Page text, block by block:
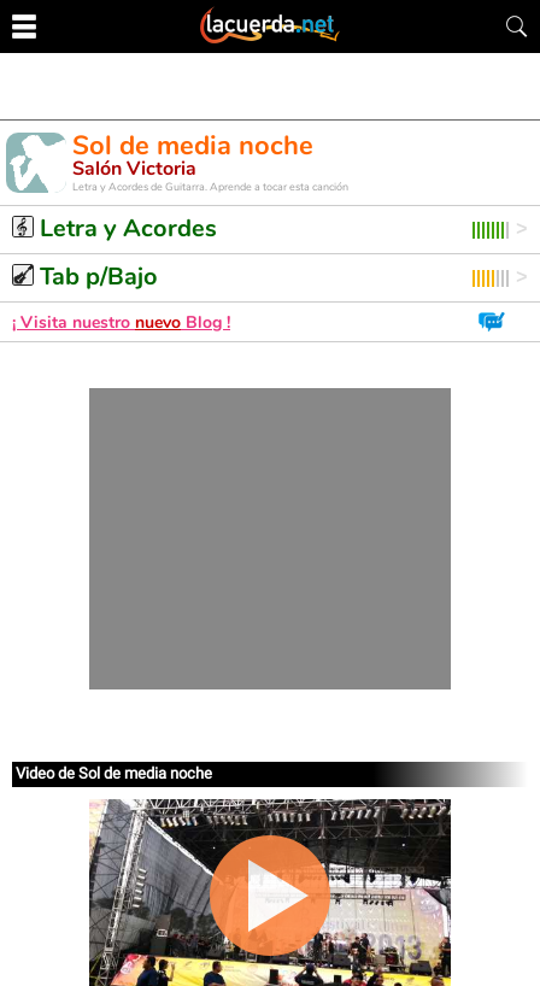
Sol de media noche
Salón Victoria
Letra y Acordes de Guitarra. Aprende a tocar esta canción
Letra y Acordes
Tab p/Bajo
¡ Visita nuestro nuevo Blog !
Video de Sol de media noche